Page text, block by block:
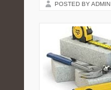
POSTED BY ADMIN